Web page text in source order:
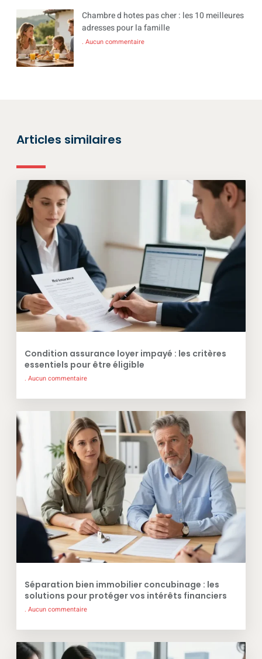
Chambre d hotes pas cher : les 10 meilleures
adresses pour la famille
Aucun commentaire
Articles similaires
Condition assurance loyer impayé : les critères
essentiels pour être éligible
Aucun commentaire
Séparation bien immobilier concubinage : les
solutions pour protéger vos intérêts financiers
Aucun commentaire